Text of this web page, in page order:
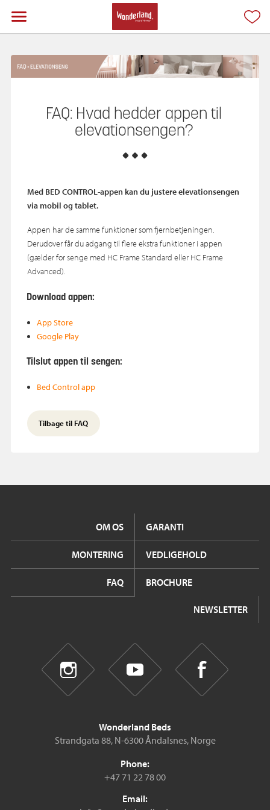
FAQ: Hvad hedder appen til
elevationsengen?
Med BED CONTROL‑appen kan du justere elevationsengen
via mobil og tablet.
Appen har de samme funktioner som fjernbetjeningen.
Derudover får du adgang til flere ekstra funktioner i appen
(gælder for senge med HC Frame Standard eller HC Frame
Advanced).
Download appen:
App Store
Google Play
Tilslut appen til sengen:
Bed Control app
Tilbage til FAQ
OM OS GARANTI
MONTERING VEDLIGEHOLD
FAQ BROCHURE
NEWSLETTER
Wonderland Beds
Strandgata 88, N-6300 Åndalsnes, Norge
Phone:
+47 71 22 78 00
Email: